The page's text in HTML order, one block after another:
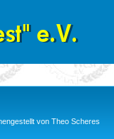
von Theo Scheres